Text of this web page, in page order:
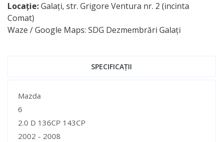
Locație:Galați, str. Grigore Ventura nr. 2 (incinta
Comat)
Waze / Google Maps: SDG Dezmembrări Galați
SPECIFICAȚII
Specificații
Mazda
6
2.0 D 136CP 143CP
2002 - 2008